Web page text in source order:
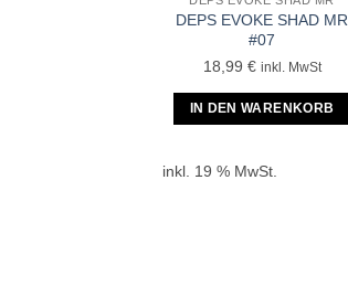
DEPS EVOKE SHAD MR
#07
18,99 € inkl. MwSt
IN DEN WARENKORB
inkl. 19 % MwSt.